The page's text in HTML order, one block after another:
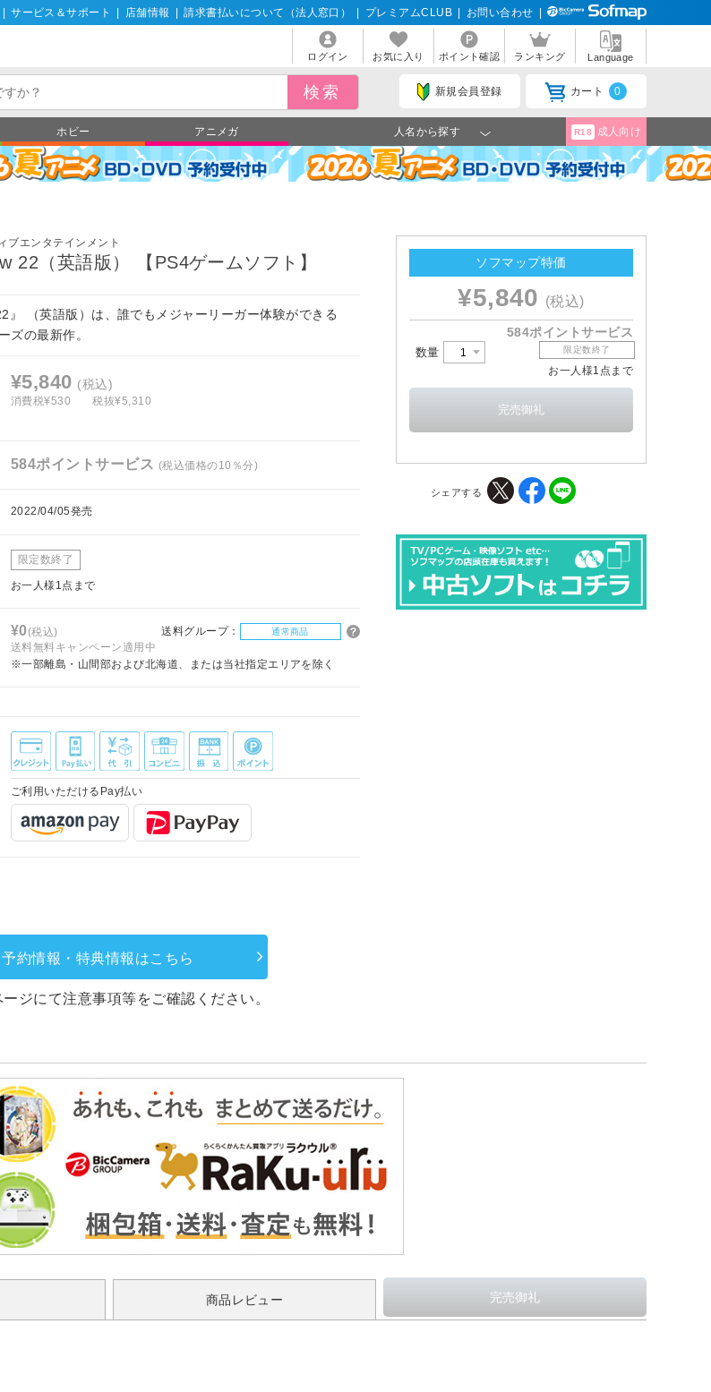
サービス＆サポート 店舗情報 請求書払いについて（法人窓口） プレミアムCLUB お問い合わせ
ログイン お気に入り ポイント確認 ランキング Language
新規会員登録 カート 0
ホビー アニメガ 人名から探す R18 成人向け
ブエンタテインメント
22（英語版） 【PS4ゲームソフト】
』 （英語版）は、誰でもメジャーリーガー体験ができる
ズの最新作。
¥5,840 (税込)
消費税¥530 税抜¥5,310
584ポイントサービス (税込価格の10％分)
2022/04/05発売
限定数終了
お一人様1点まで
¥0(税込) 送料グループ： 通常商品
送料無料キャンペーン適用中
※一部離島・山間部および北海道、または当社指定エリアを除く
ご利用いただけるPay払い
ソフマップ特価
¥5,840 (税込)
584ポイントサービス
数量 限定数終了
お一人様1点まで
シェアする
予約情報・特典情報はこちら
ージにて注意事項等をご確認ください。
商品レビュー